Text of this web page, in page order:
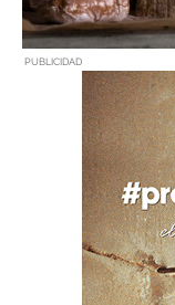
PUBLICIDAD